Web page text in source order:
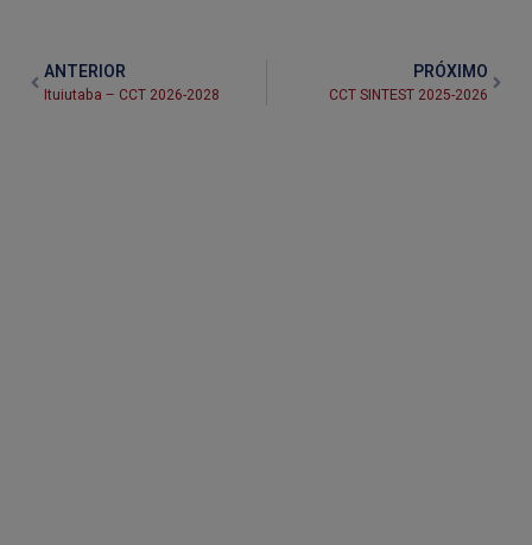
ANTERIOR
Ituiutaba – CCT 2026-2028
PRÓXIMO
CCT SINTEST 2025-2026